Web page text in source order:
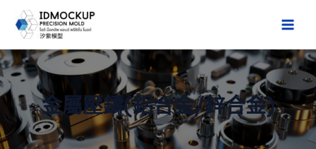
要
內
容
Main
金屬壓鑄(鋁合金/鋅合金)